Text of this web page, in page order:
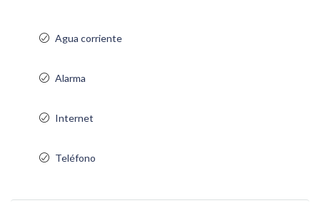
Agua corriente
Alarma
Internet
Teléfono